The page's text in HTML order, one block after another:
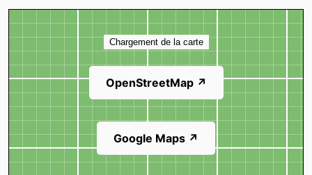
Carte
Chargement de la carte
OpenStreetMap ↗
Google Maps ↗